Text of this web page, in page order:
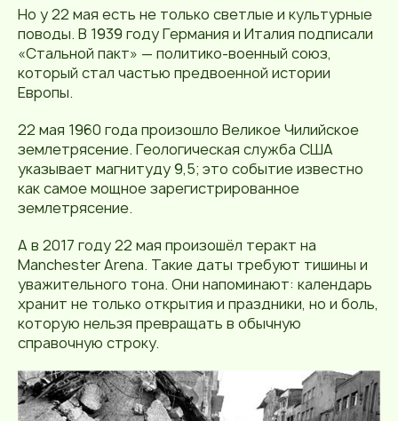
Но у 22 мая есть не только светлые и культурные
поводы. В 1939 году Германия и Италия подписали
«Стальной пакт» — политико-военный союз,
который стал частью предвоенной истории
Европы.
22 мая 1960 года произошло Великое Чилийское
землетрясение. Геологическая служба США
указывает магнитуду 9,5; это событие известно
как самое мощное зарегистрированное
землетрясение.
А в 2017 году 22 мая произошёл теракт на
Manchester Arena. Такие даты требуют тишины и
уважительного тона. Они напоминают: календарь
хранит не только открытия и праздники, но и боль,
которую нельзя превращать в обычную
справочную строку.